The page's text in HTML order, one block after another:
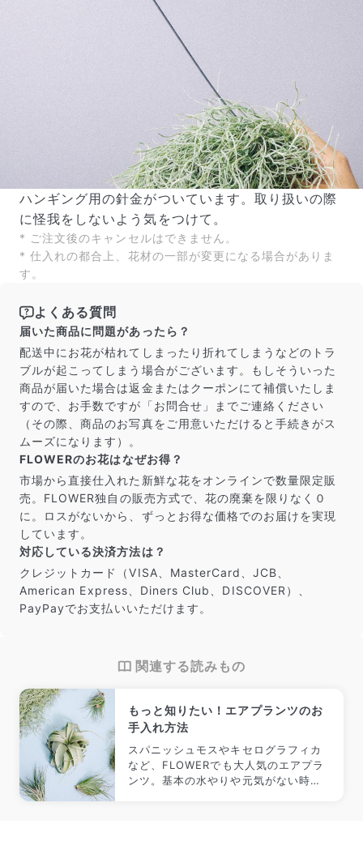
ハンギング用の針金がついています。取り扱いの際
に怪我をしないよう気をつけて。
* ご注文後のキャンセルはできません。
* 仕入れの都合上、花材の一部が変更になる場合がありま
す。
よくある質問
届いた商品に問題があったら？
配送中にお花が枯れてしまったり折れてしまうなどのトラ
ブルが起こってしまう場合がございます。もしそういった
商品が届いた場合は返金またはクーポンにて補償いたしま
すので、お手数ですが「お問合せ」までご連絡ください
（その際、商品のお写真をご用意いただけると手続きがス
ムーズになります）。
FLOWERのお花はなぜお得？
市場から直接仕入れた新鮮な花をオンラインで数量限定販
売。FLOWER独自の販売方式で、花の廃棄を限りなく０
に。ロスがないから、ずっとお得な価格でのお届けを実現
しています。
対応している決済方法は？
クレジットカード（VISA、MasterCard、JCB、
American Express、Diners Club、DISCOVER）、
PayPayでお支払いいただけます。
関連する読みもの
もっと知りたい！エアプランツのお
手入れ方法
スパニッシュモスやキセログラフィカ
など、FLOWERでも大人気のエアプラ
ンツ。基本の水やりや元気がない時の